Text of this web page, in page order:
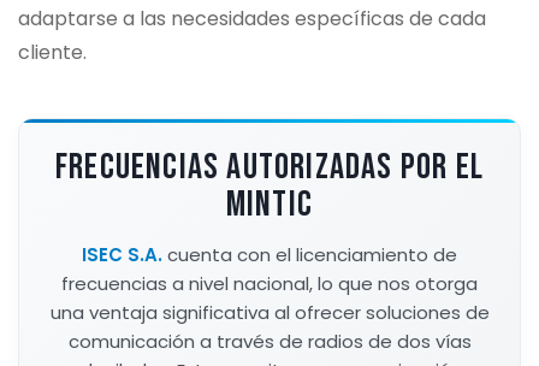
adaptarse a las necesidades específicas de cada
cliente.
FRECUENCIAS AUTORIZADAS POR EL
MINTIC
ISEC S.A.cuenta con el licenciamiento de
frecuencias a nivel nacional, lo que nos otorga
una ventaja significativa al ofrecer soluciones de
comunicación a través de radios de dos vías